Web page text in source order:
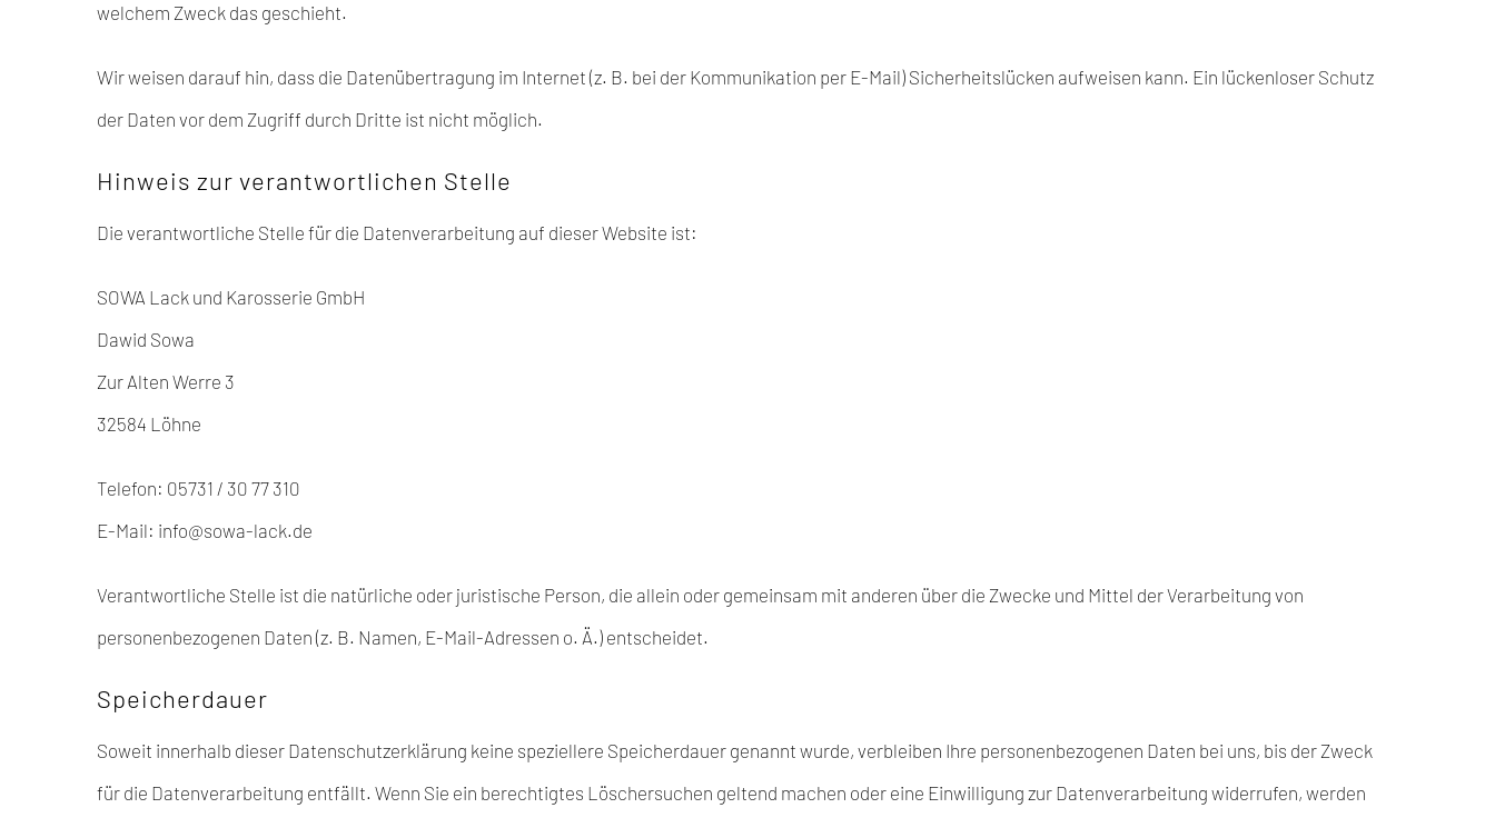
welchem Zweck das geschieht.
Wir weisen darauf hin, dass die Datenübertragung im Internet (z. B. bei der Kommunikation per E-Mail) Sicherheitslücken aufweisen kann. Ein lückenloser Schutz
der Daten vor dem Zugriff durch Dritte ist nicht möglich.
Hinweis zur verantwortlichen Stelle
Die verantwortliche Stelle für die Datenverarbeitung auf dieser Website ist:
SOWA Lack und Karosserie GmbH
Dawid Sowa
Zur Alten Werre 3
32584 Löhne
Telefon: 05731 / 30 77 310
E-Mail: info@sowa-lack.de
Verantwortliche Stelle ist die natürliche oder juristische Person, die allein oder gemeinsam mit anderen über die Zwecke und Mittel der Verarbeitung von
personenbezogenen Daten (z. B. Namen, E-Mail-Adressen o. Ä.) entscheidet.
Speicherdauer
Soweit innerhalb dieser Datenschutzerklärung keine speziellere Speicherdauer genannt wurde, verbleiben Ihre personenbezogenen Daten bei uns, bis der Zweck
für die Datenverarbeitung entfällt. Wenn Sie ein berechtigtes Löschersuchen geltend machen oder eine Einwilligung zur Datenverarbeitung widerrufen, werden